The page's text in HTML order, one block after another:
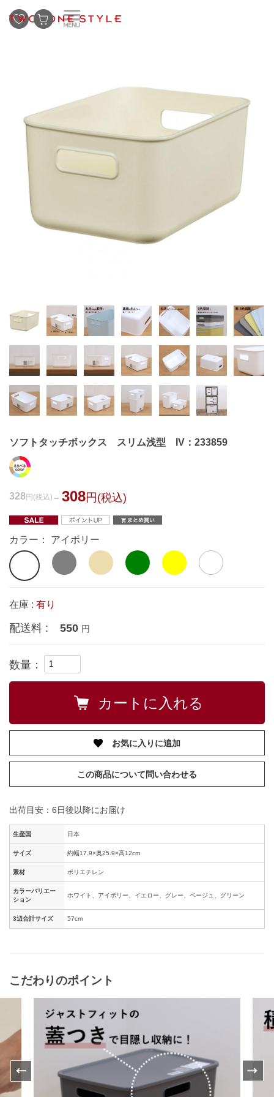
ソフトタッチボックス スリム浅型 IV：233859
328円(税込) 308円(税込)
カラー： アイボリー
在庫 : 有り
配送料 : 550 円
数量：
お気に入りに追加
この商品について問い合わせる
出荷目安：6日後以降にお届け
生産国 日本
サイズ 約幅17.9×奥25.9×高12cm
素材 ポリエチレン
カラーバリエー
ション
ホワイト、アイボリー、イエロー、グレー、ベージュ、グリーン
3辺合計サイズ 57cm
こだわりのポイント
ous
Next